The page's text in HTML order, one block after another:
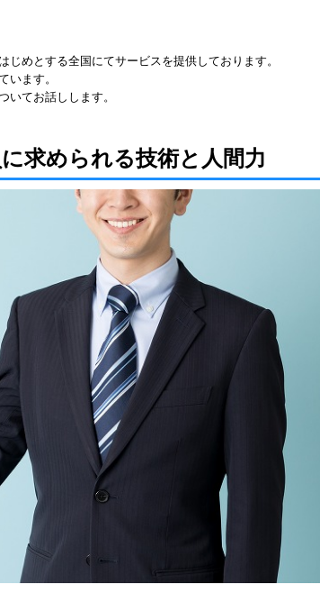
めとする全国にてサービスを提供しております。
います。
いてお話しします。
求められる技術と人間力